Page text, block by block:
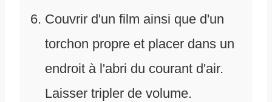
Couvrir d'un film ainsi que d'un
torchon propre et placer dans un
endroit à l'abri du courant d'air.
Laisser tripler de volume.